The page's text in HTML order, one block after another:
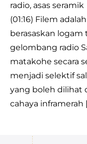
radio, asas seramik
(01:16) Filem
berasaskan
gelombang radio
matakohe secara
menjadi selektif
yang boleh dilihat
cahaya inframerah